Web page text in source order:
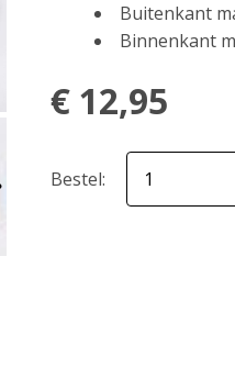
Buitenkant
Binnenkant
€ 12,95
Bestel: